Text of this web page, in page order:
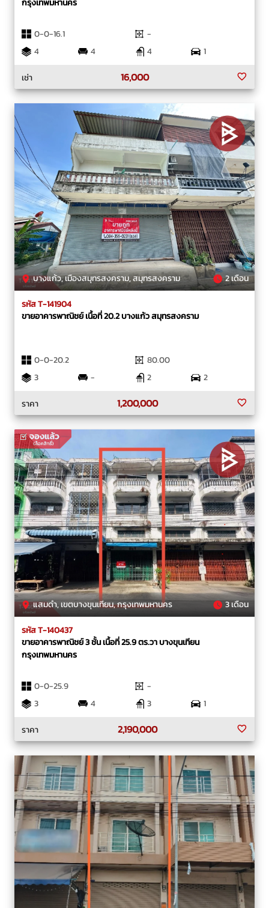
0-0-16.1
-
4
4 4
1
เช่า
16,000
บางแก้ว, เมืองสมุทรสงคราม, สมุทรสงคราม 2 เดือน
รหัส T-141904
ขายอาคารพาณิชย์ เนื้อที่ 20.2 บางแก้ว สมุทรสงคราม
0-0-20.2
80.00
3
- 2
2
ราคา
1,200,000
แสมดำ, เขตบางขุนเทียน, กรุงเทพมหานคร 3 เดือน
รหัส T-140437
ขายอาคารพาณิชย์ 3 ชั้น เนื้อที่ 25.9 ตร.วา บางขุนเทียน
กรุงเทพมหานคร
0-0-25.9
-
3
4 3
1
ราคา
2,190,000